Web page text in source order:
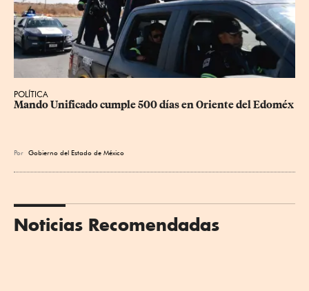
POLÍTICA
Mando Unificado cumple 500 días en Oriente del Edoméx
Por Gobierno del Estado de México
Noticias Recomendadas